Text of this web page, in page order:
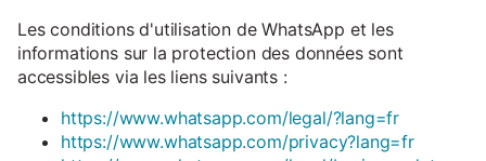
Les conditions d'utilisation de WhatsApp et les
informations sur la protection des données sont
accessibles via les liens suivants :
https://www.whatsapp.com/legal/?lang=fr
https://www.whatsapp.com/privacy?lang=fr